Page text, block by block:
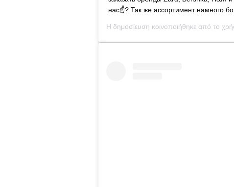
нас☝? Так же ассортимент намного
Η δημοσίευση κοινοποιήθηκε από το